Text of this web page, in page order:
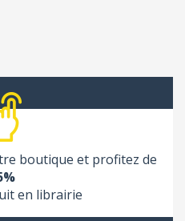
boutique et profitez de
en librairie